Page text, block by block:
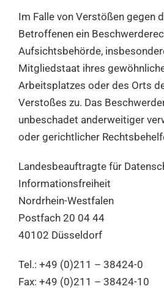
Im Falle von Verstößen gegen
Betroffenen ein
Aufsichtsbehörde,
Mitgliedstaat ihres
Arbeitsplatzes oder des Orts
Verstoßes zu. Das
unbeschadet anderweitiger
oder gerichtlicher
Landesbeauftragte für
Informationsfreiheit
Nordrhein-Westfalen
Postfach 20 04 44
40102 Düsseldorf
Tel.: +49 (0)211 – 38424-0
Fax: +49 (0)211 – 38424-10